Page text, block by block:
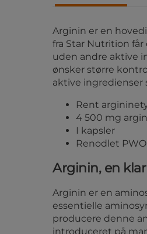
Arginin er en
fra Star Nutrition
uden andre aktive
ønsker større
aktive ingredienser
Rent
4 500 mg
I kapsler
Renodlet PWO
Arginin, en
Arginin er en
essentielle
producere denne
introduceret på